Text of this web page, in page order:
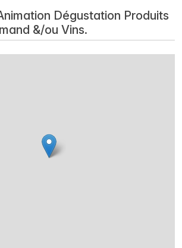
Dégustation Produits
&/ou Vins.